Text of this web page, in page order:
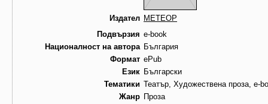
Издател МЕТЕОР
Подвързия e-book
Националност на автора България
Формат ePub
Език Български
Тематики Театър, Художествена проза, e-
Жанр Проза